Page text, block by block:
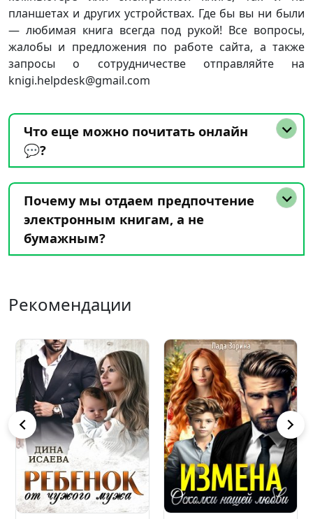
планшетах и других устройствах. Где бы вы ни были
— любимая книга всегда под рукой! Все вопросы,
жалобы и предложения по работе сайта, а также
запросы о сотрудничестве отправляйте на
knigi.helpdesk@gmail.com
Что еще можно почитать онлайн
💬?
Почему мы отдаем предпочтение
электронным книгам, а не
бумажным?
Рекомендации